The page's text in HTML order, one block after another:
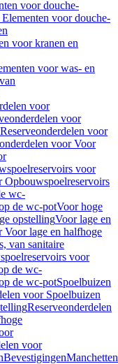
voor douche-
voor douche-
voor kranen en
voor was- en
voor
voor
Reserveonderdelen voor
voor Voor
voor
Opbouwspoelreservoirs
wc-
de wc-potVoor hoge
opstellingVoor lage en
Voor lage en halfhoge
van sanitaire
voor
de wc-
de wc-potSpoelbuizen
voor Spoelbuizen
Reserveonderdelen
voor
BevestigingenManchetten